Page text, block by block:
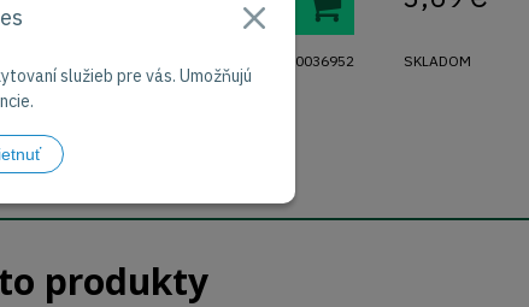
služieb pre vás. Umožňujú
2000036952 SKLADOM
produkty